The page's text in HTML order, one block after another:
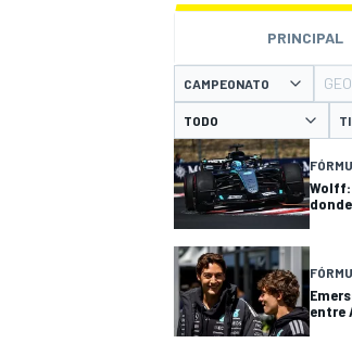
MOTOGP
PRINCIPAL
CAMPEONATO
entre